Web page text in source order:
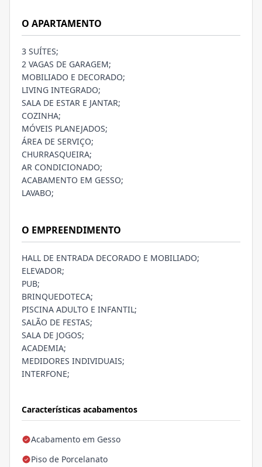
Características acabamentos
Acabamento em Gesso
Piso de Porcelanato
O APARTAMENTO
3 SUÍTES;
2 VAGAS DE GARAGEM;
MOBILIADO E DECORADO;
LIVING INTEGRADO;
SALA DE ESTAR E JANTAR;
COZINHA;
MÓVEIS PLANEJADOS;
ÁREA DE SERVIÇO;
CHURRASQUEIRA;
AR CONDICIONADO;
ACABAMENTO EM GESSO;
LAVABO;
O EMPREENDIMENTO
HALL DE ENTRADA DECORADO E MOBILIADO;
ELEVADOR;
PUB;
BRINQUEDOTECA;
PISCINA ADULTO E INFANTIL;
SALÃO DE FESTAS;
SALA DE JOGOS;
ACADEMIA;
MEDIDORES INDIVIDUAIS;
INTERFONE;